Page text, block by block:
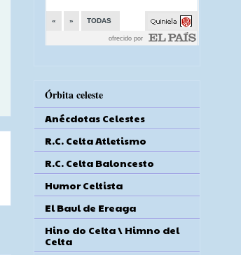
Órbita celeste
Anécdotas Celestes
R.C. Celta Atletismo
R.C. Celta Baloncesto
Humor Celtista
El Baul de Ereaga
Hino do Celta \ Himno del
Celta